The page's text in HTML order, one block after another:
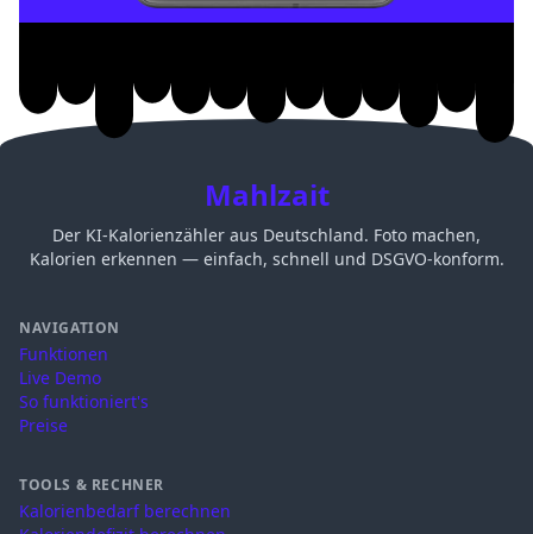
Mahlzait
Der KI-Kalorienzähler aus Deutschland. Foto machen,
Kalorien erkennen — einfach, schnell und DSGVO-konform.
NAVIGATION
Funktionen
Live Demo
So funktioniert's
Preise
TOOLS & RECHNER
Kalorienbedarf berechnen